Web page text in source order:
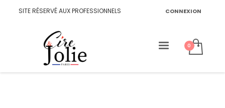
SITE RÉSERVÉ AUX PROFESSIONNELS CONNEXION